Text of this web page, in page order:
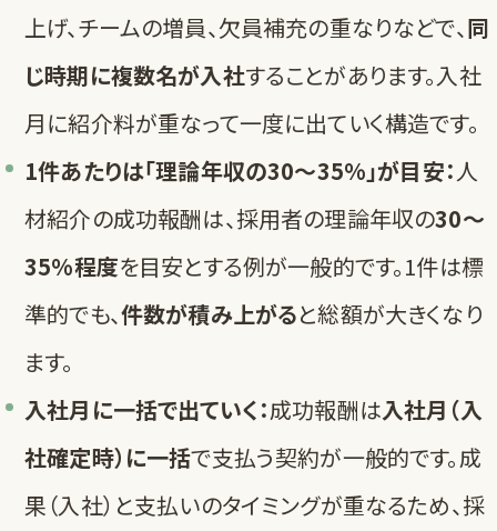
上げ、チームの増員、欠員補充の重なりなどで、同
じ時期に複数名が入社することがあります。入社
月に紹介料が重なって一度に出ていく構造です。
1件あたりは「理論年収の30〜35%」が目安：人
材紹介の成功報酬は、採用者の理論年収の30〜
35%程度を目安とする例が一般的です。1件は標
準的でも、件数が積み上がると総額が大きくなり
ます。
入社月に一括で出ていく：成功報酬は入社月（入
社確定時）に一括で支払う契約が一般的です。成
果（入社）と支払いのタイミングが重なるため、採